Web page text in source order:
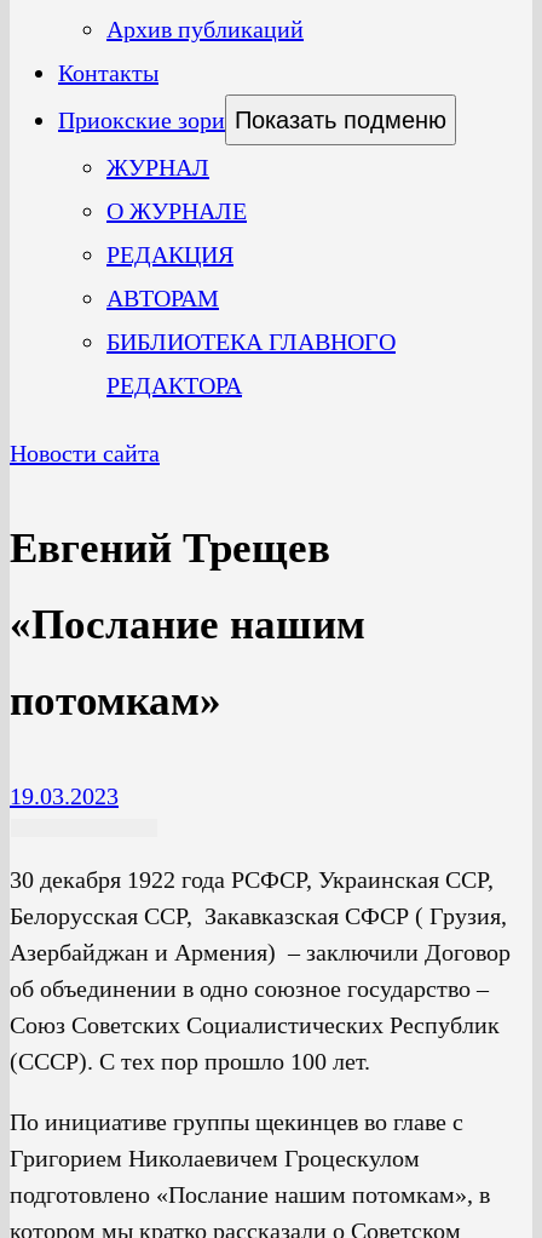
Архив публикаций
Контакты
Приокские зори Показать подменю
ЖУРНАЛ
О ЖУРНАЛЕ
РЕДАКЦИЯ
АВТОРАМ
БИБЛИОТЕКА ГЛАВНОГО
РЕДАКТОРА
Новости сайта
Евгений Трещев
«Послание нашим
потомкам»
19.03.2023
30 декабря 1922 года РСФСР, Украинская ССР,
Белорусская ССР, Закавказская СФСР ( Грузия,
Азербайджан и Армения) – заключили Договор
об объединении в одно союзное государство –
Союз Советских Социалистических Республик
(СССР). С тех пор прошло 100 лет.
По инициативе группы щекинцев во главе с
Григорием Николаевичем Гроцескулом
подготовлено «Послание нашим потомкам», в
котором мы кратко рассказали о Советском